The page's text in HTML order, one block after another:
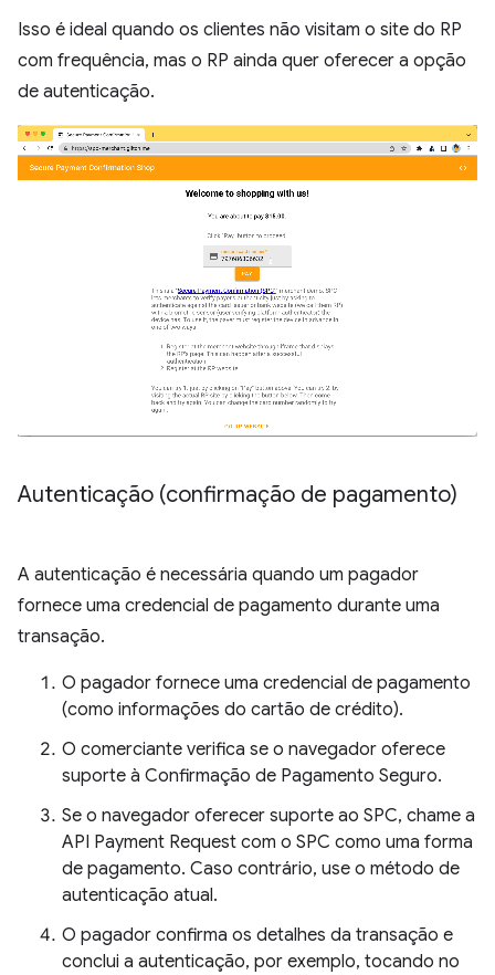
Isso é ideal quando os clientes não visitam o site do RP
com frequência, mas o RP ainda quer oferecer a opção
de autenticação.
Autenticação (confirmação de pagamento)
A autenticação é necessária quando um pagador
fornece uma credencial de pagamento durante uma
transação.
O pagador fornece uma credencial de pagamento
(como informações do cartão de crédito).
O comerciante verifica se o navegador oferece
suporte à Confirmação de Pagamento Seguro.
Se o navegador oferecer suporte ao SPC, chame a
API Payment Request com o SPC como uma forma
de pagamento. Caso contrário, use o método de
autenticação atual.
O pagador confirma os detalhes da transação e
conclui a autenticação, por exemplo, tocando no